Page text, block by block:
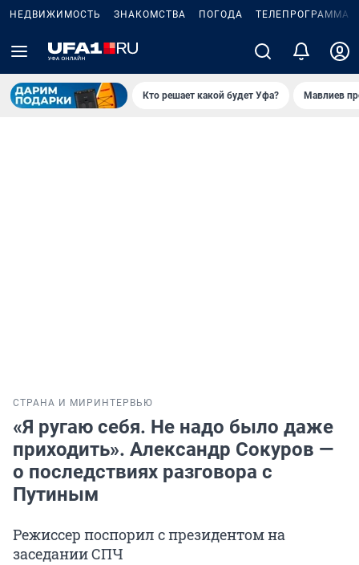
НЕДВИЖИМОСТЬ ЗНАКОМСТВА ПОГОДА ТЕЛЕПРОГРАММА
Кто решает какой будет Уфа? Мавлиев
СТРАНА И МИР ИНТЕРВЬЮ
«Я ругаю себя. Не надо было даже
приходить». Александр Сокуров —
о последствиях разговора с
Путиным
Режиссер поспорил с президентом на
заседании СПЧ